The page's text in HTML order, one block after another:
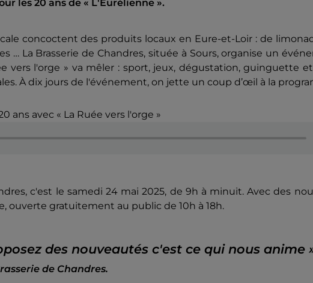
les 20 ans de « L'Eurélienne ».
concoctent des produits locaux en Eure-et-Loir : de
… La Brasserie de Chandres, située à Sours, organise un
vers l'orge » va mêler : sport, jeux, dégustation, guinguette
À dix jours de l'événement, on jette un coup d’œil à la
ans avec « La Ruée vers l'orge »
c'est le samedi 24 mai 2025, de 9h à minuit. Avec des
ouverte gratuitement au public de 10h à 18h.
des nouveautés c'est ce qui nous anime
de Chandres.